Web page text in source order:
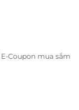
E-Coupon mua sắm